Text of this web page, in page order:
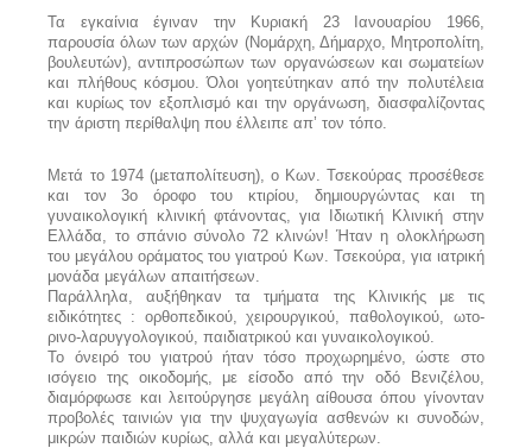
Τα εγκαίνια έγιναν την Κυριακή 23 Ιανουαρίου 1966,
παρουσία όλων των αρχών (Νομάρχη, Δήμαρχο, Μητροπολίτη,
βουλευτών), αντιπροσώπων των οργανώσεων και σωματείων
και πλήθους κόσμου. Όλοι γοητεύτηκαν από την πολυτέλεια
και κυρίως τον εξοπλισμό και την οργάνωση, διασφαλίζοντας
την άριστη περίθαλψη που έλλειπε απ’ τον τόπο.
Μετά το 1974 (μεταπολίτευση), ο Κων. Τσεκούρας προσέθεσε
και τον 3ο όροφο του κτιρίου, δημιουργώντας και τη
γυναικολογική κλινική φτάνοντας, για Ιδιωτική Κλινική στην
Ελλάδα, το σπάνιο σύνολο 72 κλινών! Ήταν η ολοκλήρωση
του μεγάλου οράματος του γιατρού Κων. Τσεκούρα, για ιατρική
μονάδα μεγάλων απαιτήσεων.
Παράλληλα, αυξήθηκαν τα τμήματα της Κλινικής με τις
ειδικότητες : ορθοπεδικού, χειρουργικού, παθολογικού, ωτο-
ρινο-λαρυγγολογικού, παιδιατρικού και γυναικολογικού.
Το όνειρό του γιατρού ήταν τόσο προχωρημένο, ώστε στο
ισόγειο της οικοδομής, με είσοδο από την οδό Βενιζέλου,
διαμόρφωσε και λειτούργησε μεγάλη αίθουσα όπου γίνονταν
προβολές ταινιών για την ψυχαγωγία ασθενών κι συνοδών,
μικρών παιδιών κυρίως, αλλά και μεγαλύτερων.